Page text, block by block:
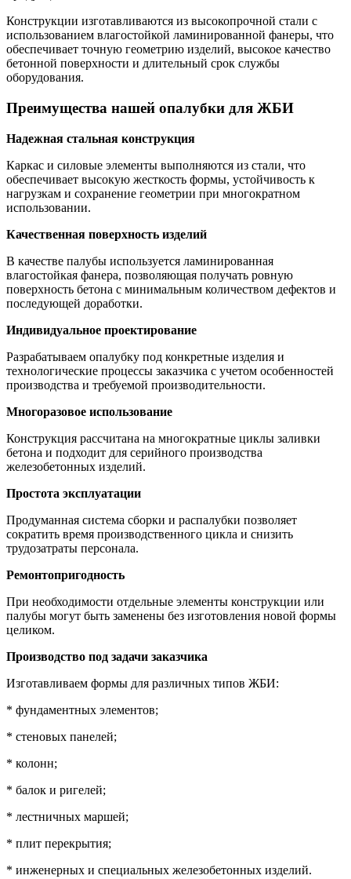
Конструкции изготавливаются из высокопрочной стали с
использованием влагостойкой ламинированной фанеры, что
обеспечивает точную геометрию изделий, высокое качество
бетонной поверхности и длительный срок службы
оборудования.
Преимущества нашей опалубки для ЖБИ
Надежная стальная конструкция
Каркас и силовые элементы выполняются из стали, что
обеспечивает высокую жесткость формы, устойчивость к
нагрузкам и сохранение геометрии при многократном
использовании.
Качественная поверхность изделий
В качестве палубы используется ламинированная
влагостойкая фанера, позволяющая получать ровную
поверхность бетона с минимальным количеством дефектов и
последующей доработки.
Индивидуальное проектирование
Разрабатываем опалубку под конкретные изделия и
технологические процессы заказчика с учетом особенностей
производства и требуемой производительности.
Многоразовое использование
Конструкция рассчитана на многократные циклы заливки
бетона и подходит для серийного производства
железобетонных изделий.
Простота эксплуатации
Продуманная система сборки и распалубки позволяет
сократить время производственного цикла и снизить
трудозатраты персонала.
Ремонтопригодность
При необходимости отдельные элементы конструкции или
палубы могут быть заменены без изготовления новой формы
целиком.
Производство под задачи заказчика
Изготавливаем формы для различных типов ЖБИ:
* фундаментных элементов;
* стеновых панелей;
* колонн;
* балок и ригелей;
* лестничных маршей;
* плит перекрытия;
* инженерных и специальных железобетонных изделий.